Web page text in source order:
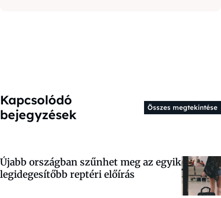
Kapcsolódó
bejegyzések
Összes megtekintése
Újabb országban szűnhet meg az egyik
legidegesítőbb reptéri előírás